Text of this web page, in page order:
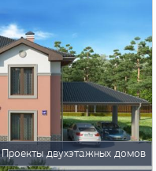
Проекты двухэтажных домов